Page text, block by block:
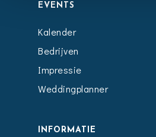
EVENTS
Kalender
Bedrijven
Impressie
Weddingplanner
INFORMATIE